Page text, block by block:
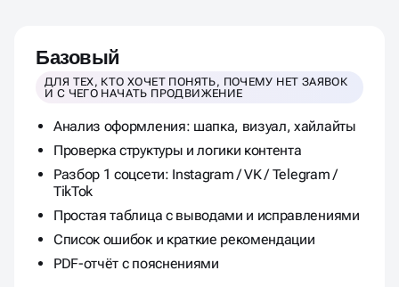
Базовый
ДЛЯ ТЕХ, КТО ХОЧЕТ ПОНЯТЬ, ПОЧЕМУ НЕТ ЗАЯВОК
И С ЧЕГО НАЧАТЬ ПРОДВИЖЕНИЕ
Анализ оформления: шапка, визуал, хайлайты
Проверка структуры и логики контента
Разбор 1 соцсети: Instagram / VK / Telegram /
TikTok
Простая таблица с выводами и исправлениями
Список ошибок и краткие рекомендации
PDF-отчёт с пояснениями